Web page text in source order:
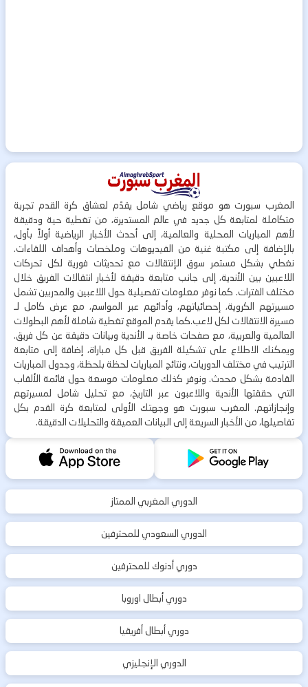
المغرب سبورت هو موقع رياضي شامل يقدّم لعشاق كرة القدم تجربة
متكاملة لمتابعة كل جديد في عالم المستديرة، من تغطية حية ودقيقة
لأهم المباريات المحلية والعالمية، إلى أحدث الأخبار الرياضية أولاً بأول،
بالإضافة إلى مكتبة غنية من الفيديوهات وملخصات وأهداف اللقاءات.
نغطي بشكل مستمر سوق الإنتقالات مع تحديثات فورية لكل تحركات
اللاعبين بين الأندية، إلى جانب متابعة دقيقة لأخبار انتقالات الفريق خلال
مختلف الفترات. كما نوفر معلومات تفصيلية حول اللاعبين والمدربين تشمل
مسيرتهم الكروية، إحصائياتهم، وأدائهم عبر المواسم، مع عرض كامل لـ
مسيرة الانتقالات لكل لاعب.كما يقدم الموقع تغطية شاملة لأهم البطولات
العالمية والعربية، مع صفحات خاصة بـ الأندية وبيانات دقيقة عن كل فريق.
ويمكنك الاطلاع على تشكيلة الفريق قبل كل مباراة، إضافة إلى متابعة
الترتيب في مختلف الدوريات، ونتائج المباريات لحظة بلحظة، وجدول المباريات
القادمة بشكل محدث. ونوفر كذلك معلومات موسعة حول قائمة الألقاب
التي حققتها الأندية واللاعبون عبر التاريخ، مع تحليل شامل لمسيرتهم
وإنجازاتهم. المغرب سبورت هو وجهتك الأولى لمتابعة كرة القدم بكل
تفاصيلها، من الأخبار السريعة إلى البيانات العميقة والتحليلات الدقيقة.
الدوري المغربي الممتاز
الدوري السعودي للمحترفين
دوري أدنوك للمحترفين
دوري أبطال اوروبا
دوري أبطال أفريقيا
الدوري الإنجليزي